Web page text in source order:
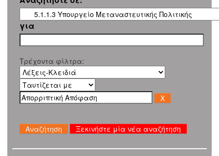
για
Τρέχοντα φίλτρα:
Ξεκινήστε μία νέα αναζήτηση